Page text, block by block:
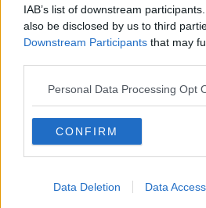
IAB’s list of downstream
also be disclosed by us to third
Downstream Participants that may
Personal Data Processing Opt
CONFIRM
Data Deletion Data Access
Basta cliccare QUI
Ti potrebbe interessare anche:
Articoli dal Blog “Legalità e non solo”
Il “dopo” Matteo Messina Denaro
Vademecum antimafia per gli elettori
Toscana chiama Palermo
Serve un esercito europeo
I superbonus rischiano di favorire la
​Nuovi scenari narcos a Firenze?